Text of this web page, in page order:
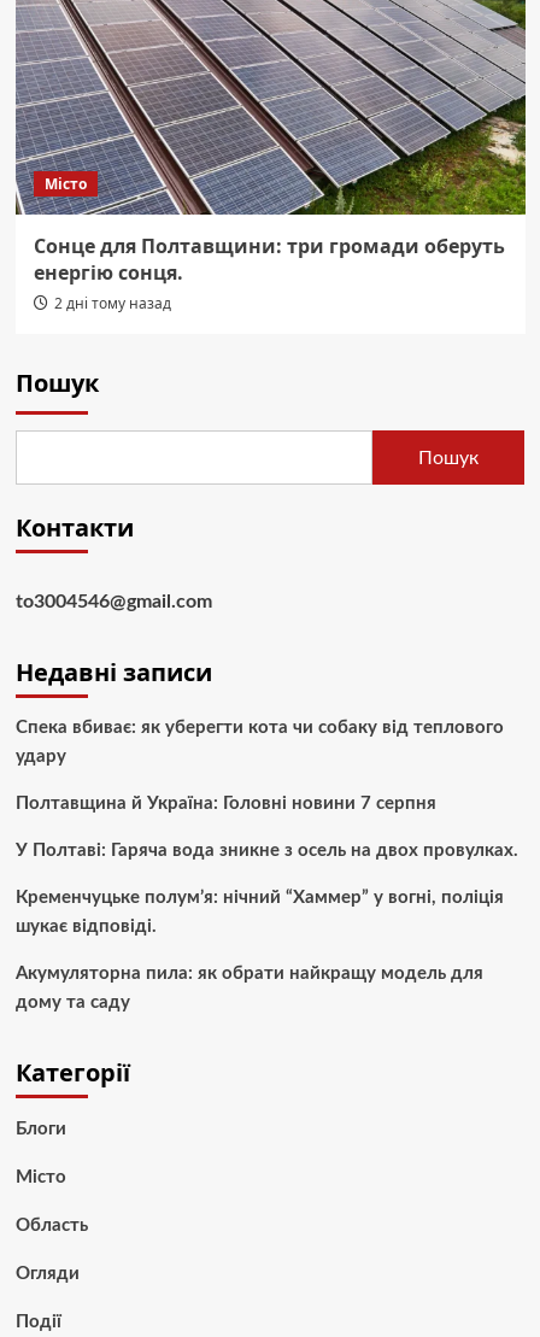
Місто
Сонце для Полтавщини: три громади оберуть
енергію сонця.
2 дні тому назад
Пошук
Пошук
Контакти
to3004546@gmail.com
Недавні записи
Спека вбиває: як уберегти кота чи собаку від теплового
удару
Полтавщина й Україна: Головні новини 7 серпня
У Полтаві: Гаряча вода зникне з осель на двох провулках.
Кременчуцьке полум’я: нічний “Хаммер” у вогні, поліція
шукає відповіді.
Акумуляторна пила: як обрати найкращу модель для
дому та саду
Категорії
Блоги
Місто
Область
Огляди
Події